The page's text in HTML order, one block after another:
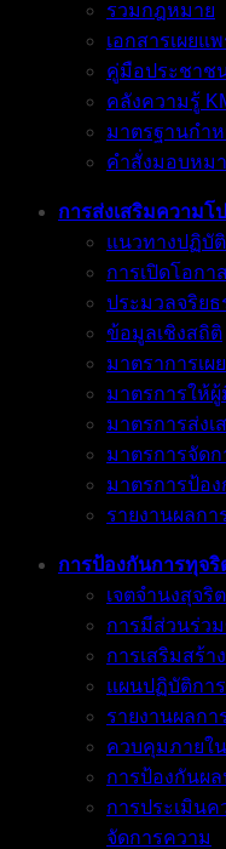
รวมกฎหมาย
เอกสารเผยแพ
คู่มือประชาช
คลังความรู้
มาตรฐานกำ
คำสั่งมอบหม
การส่งเสริมความโ
แนวทางปฏิบั
การเปิดโอกา
ประมวลจริยธ
ข้อมูลเชิงสถิติ
มาตราการเ
มาตรการให้
มาตรการส่งเ
มาตรการจัดก
มาตรการป้อ
รายงานผลก
การป้องกันการทุจริ
เจตจำนงสุจริ
การมีส่วนร่ว
การเสริมสร้
แผนปฏิบัติกา
รายงานผลกา
ควบคุมภายใน
การป้องกันผ
การประเมินค
จัดการความ